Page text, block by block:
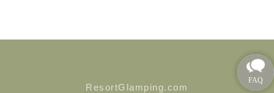
ResortGlamping.com